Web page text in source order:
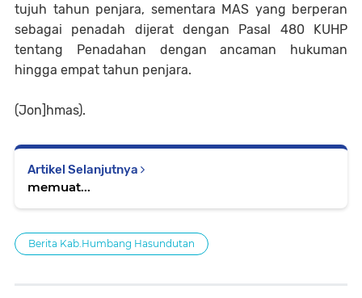
tujuh tahun penjara, sementara MAS yang berperan
sebagai penadah dijerat dengan Pasal 480 KUHP
tentang Penadahan dengan ancaman hukuman
hingga empat tahun penjara.
(Jon]hmas).
Artikel Selanjutnya
memuat...
Berita Kab.Humbang Hasundutan